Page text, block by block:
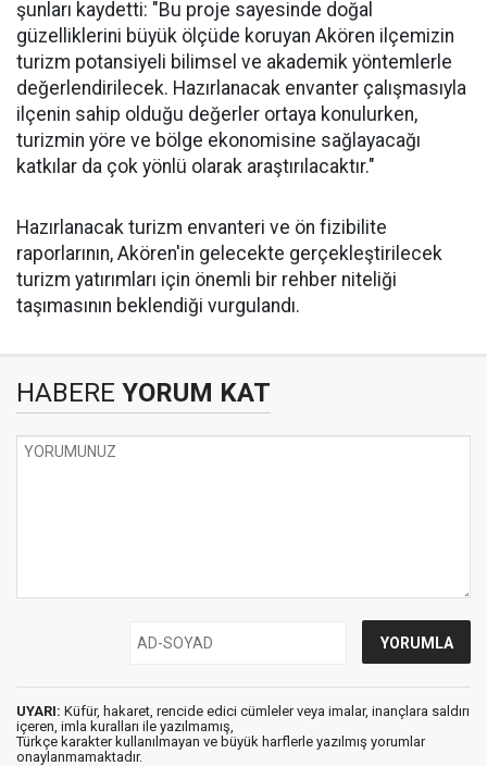
şunları kaydetti: "Bu proje sayesinde doğal
güzelliklerini büyük ölçüde koruyan Akören ilçemizin
turizm potansiyeli bilimsel ve akademik yöntemlerle
değerlendirilecek. Hazırlanacak envanter çalışmasıyla
ilçenin sahip olduğu değerler ortaya konulurken,
turizmin yöre ve bölge ekonomisine sağlayacağı
katkılar da çok yönlü olarak araştırılacaktır."
Hazırlanacak turizm envanteri ve ön fizibilite
raporlarının, Akören'in gelecekte gerçekleştirilecek
turizm yatırımları için önemli bir rehber niteliği
taşımasının beklendiği vurgulandı.
HABERE YORUM KAT
UYARI: Küfür, hakaret, rencide edici cümleler veya imalar, inançlara saldırı
içeren, imla kuralları ile yazılmamış,
Türkçe karakter kullanılmayan ve büyük harflerle yazılmış yorumlar
onaylanmamaktadır.